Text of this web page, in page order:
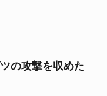
の攻撃を収めた